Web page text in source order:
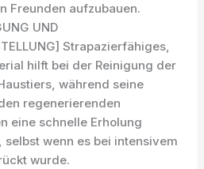
Freunden aufzubauen.
UND
Strapazierfähiges,
hilft bei der Reinigung der
während seine
regenerierenden
eine schnelle Erholung
selbst wenn es bei intensivem
wurde.